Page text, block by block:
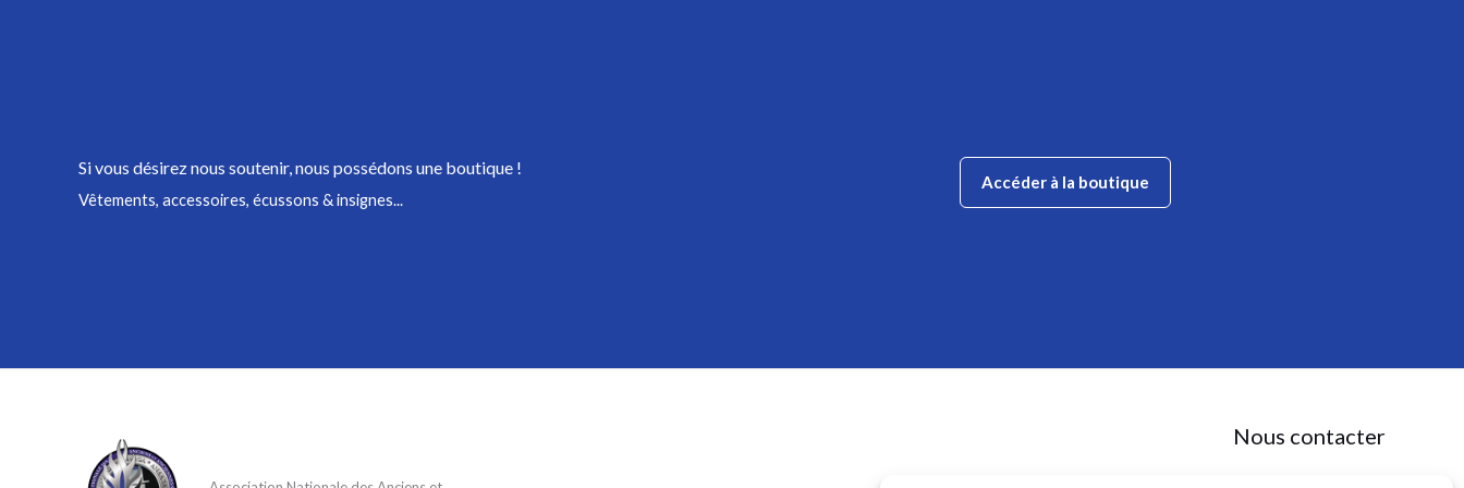
Si vous désirez nous soutenir,nous possédons une boutique !
Vêtements, accessoires, écussons & insignes...
Accéder à la boutique
Nous contacter